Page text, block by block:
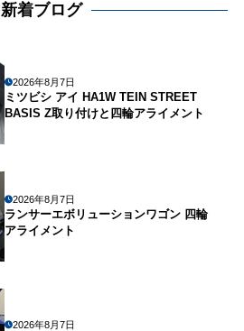
新着ブログ
2026年8月7日
ミツビシ アイ HA1W TEIN STREET
BASIS Z取り付けと四輪アライメント
2026年8月7日
ランサーエボリューションワゴン 四輪
アライメント
2026年8月7日